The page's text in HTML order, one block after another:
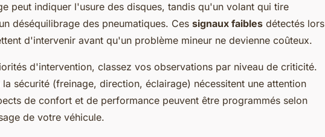
peut indiquer l'usure des disques, tandis qu'un volant qui tire
déséquilibrage des pneumatiques. Ces signaux faibles détectés lors
d'intervenir avant qu'un problème mineur ne devienne coûteux.
d'intervention, classez vos observations par niveau de criticité.
la sécurité (freinage, direction, éclairage) nécessitent une attention
de confort et de performance peuvent être programmés selon
de votre véhicule.